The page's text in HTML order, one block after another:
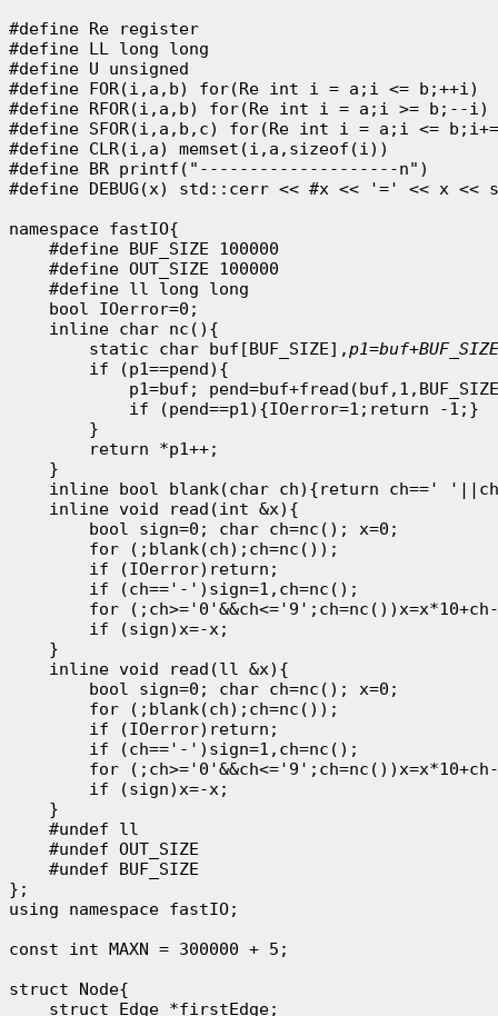
#define Re register
#define LL long long
#define U unsigned
#define FOR(i,a,b) for(Re int i = a;i <= b;++i)
#define RFOR(i,a,b) for(Re int i = a;i >= b;--i)
#define SFOR(i,a,b,c) for(Re int i = a;i <=
#define CLR(i,a) memset(i,a,sizeof(i))
#define BR printf("--------------------n")
#define DEBUG(x) std::cerr << #x << '=' << x <<
namespace fastIO{
    #define BUF_SIZE 100000
    #define OUT_SIZE 100000
    #define ll long long
    bool IOerror=0;
    inline char nc(){
        static char buf[BUF_SIZE],
        if (p1==pend){
p1=buf;
            if (pend==p1){IOerror=1;return -1;}
        }
        return *p1++;
    }
inline bool blank(char ch){return ch=='
    inline void read(int &x){
        bool sign=0; char ch=nc(); x=0;
        for (;blank(ch);ch=nc());
        if (IOerror)return;
        if (ch=='-')sign=1,ch=nc();
for
        if (sign)x=-x;
    }
    inline void read(ll &x){
        bool sign=0; char ch=nc(); x=0;
        for (;blank(ch);ch=nc());
        if (IOerror)return;
        if (ch=='-')sign=1,ch=nc();
for
        if (sign)x=-x;
    }
    #undef ll
    #undef OUT_SIZE
    #undef BUF_SIZE
};
using namespace fastIO;
const int MAXN = 300000 + 5;
struct Node{
    struct Edge *firstEdge;